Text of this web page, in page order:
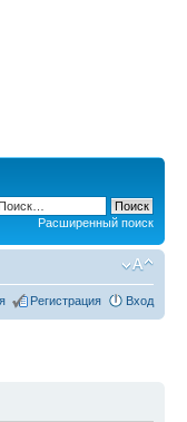
Расширенный поиск
Регистрация Вход